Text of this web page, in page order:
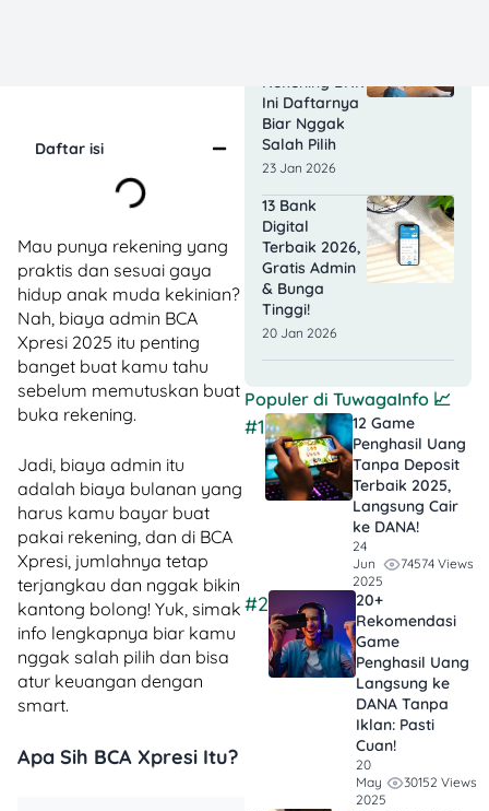
Daftar isi
Mau punya rekening yang
praktis dan sesuai gaya
hidup anak muda kekinian?
Nah, biaya admin BCA
Xpresi 2025 itu penting
banget buat kamu tahu
sebelum memutuskan buat
buka rekening.
Jadi, biaya admin itu
adalah biaya bulanan yang
harus kamu bayar buat
pakai rekening, dan di BCA
Xpresi, jumlahnya tetap
terjangkau dan nggak bikin
kantong bolong! Yuk, simak
info lengkapnya biar kamu
nggak salah pilih dan bisa
atur keuangan dengan
smart.
Apa Sih BCA Xpresi Itu?
Rekening BRI?
Ini Daftarnya
Biar Nggak
Salah Pilih
23 Jan 2026
13 Bank
Digital
Terbaik 2026,
Gratis Admin
& Bunga
Tinggi!
20 Jan 2026
Populer di TuwagaInfo 📈
#1
12 Game
Penghasil Uang
Tanpa Deposit
Terbaik 2025,
Langsung Cair
ke DANA!
24
Jun
2025
74574 Views
#2
20+
Rekomendasi
Game
Penghasil Uang
Langsung ke
DANA Tanpa
Iklan​: Pasti
Cuan!
20
May
2025
30152 Views